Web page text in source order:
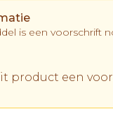
is een voorschrift
product een